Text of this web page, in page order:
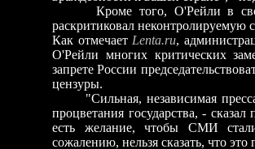
Кроме того, О'Рейли в своем
раскритиковал
Как отмечает Lenta.ru,
О'Рейли многих критических
запрете России
цензуры.
"Сильная, независимая пресса
процветания государства, -
есть желание, чтобы СМИ
сожалению, нельзя сказать, что это